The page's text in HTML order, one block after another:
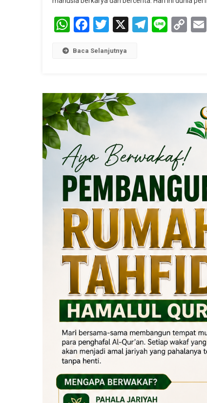
Kita
WhatsApp
Facebook
Twitter
X Line
Baca Selanjutnya